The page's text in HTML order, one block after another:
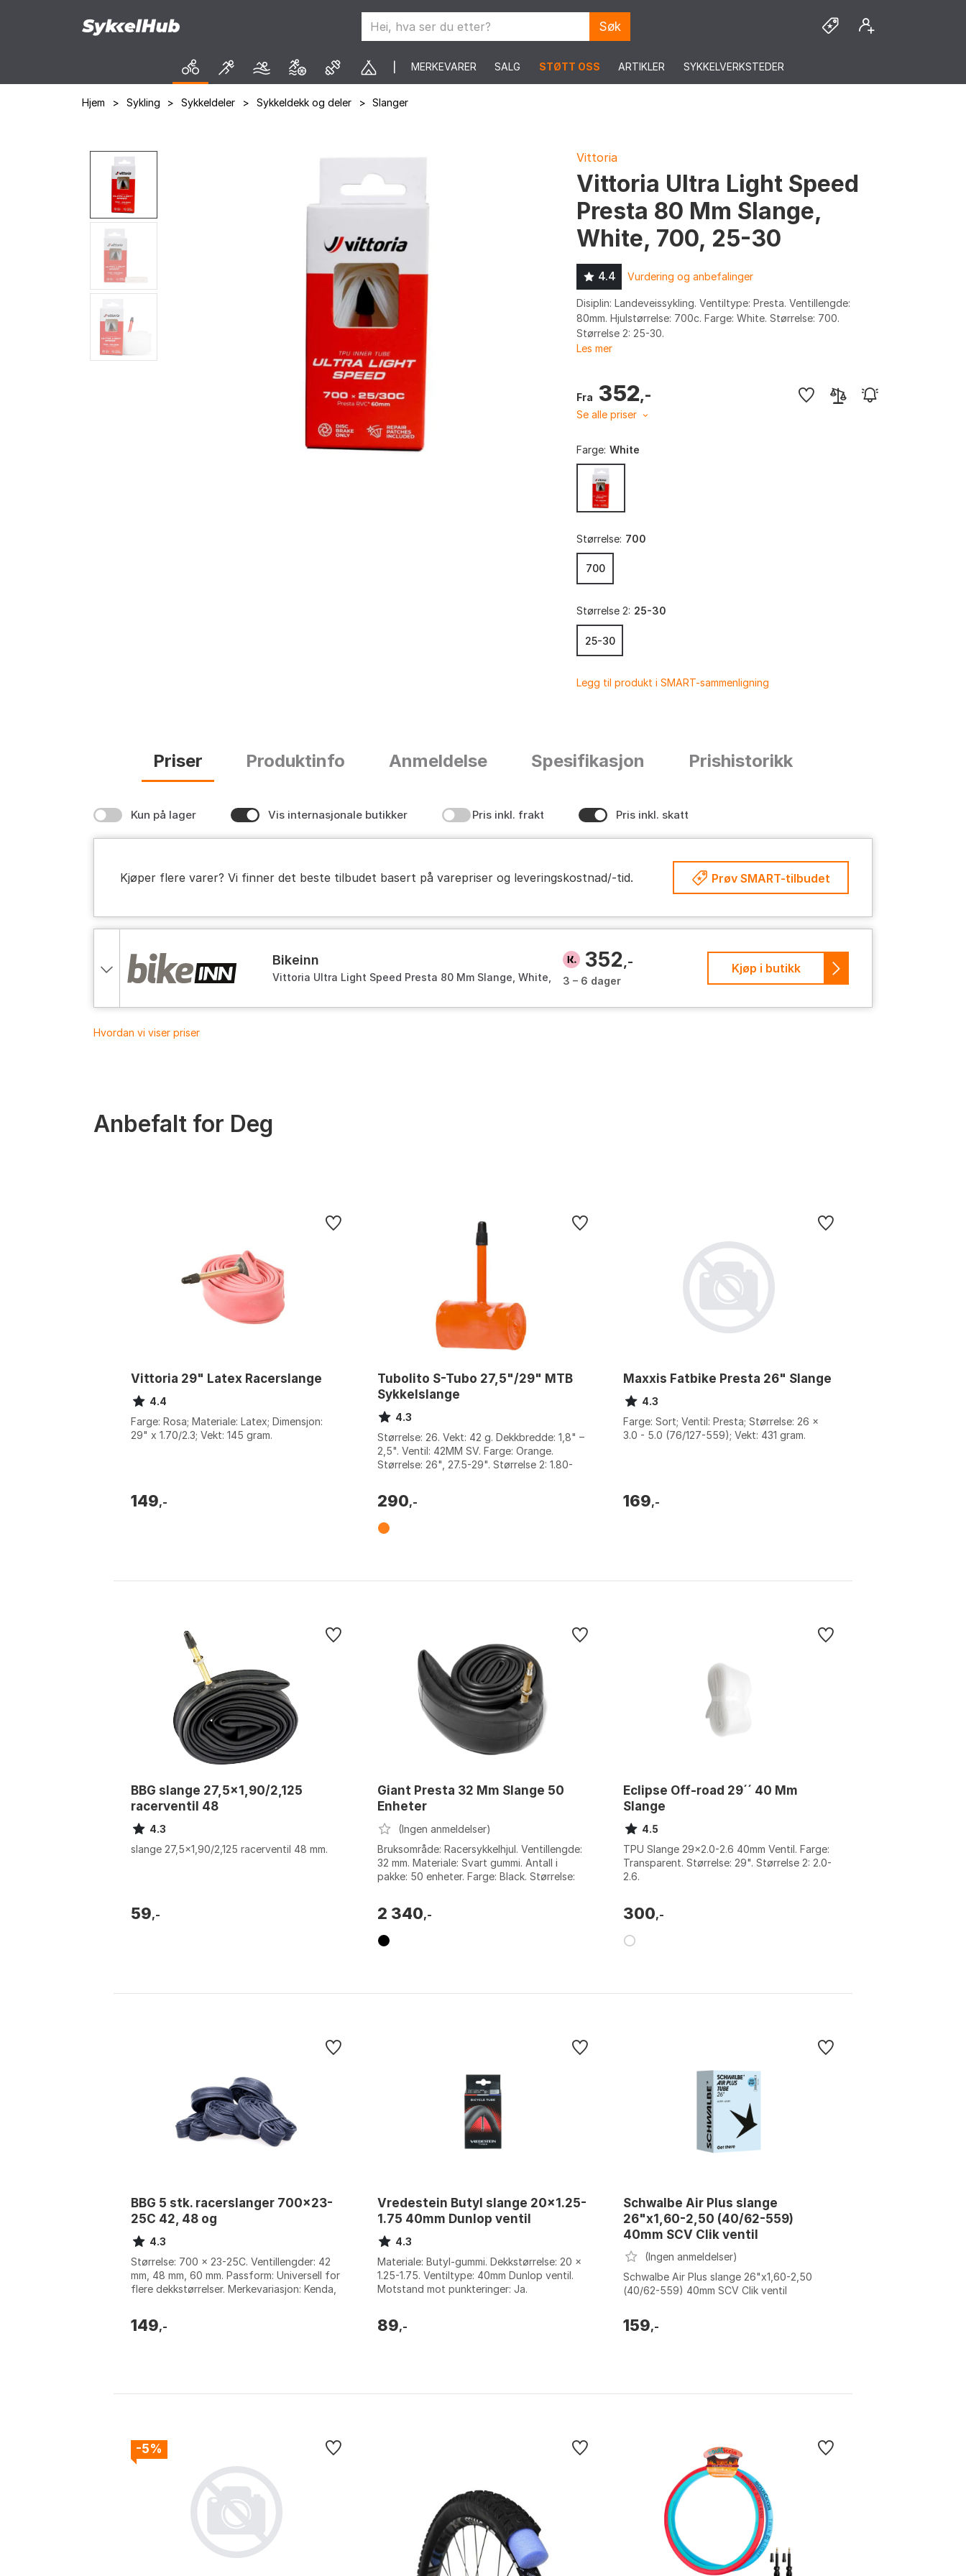
Søk
MERKEVARER SALG STØTT OSS ARTIKLER SYKKELVERKSTEDER
Hjem > Sykling > Sykkeldeler > Sykkeldekk og deler > Slanger
Vittoria
Vittoria Ultra Light Speed
Presta 80 Mm Slange,
White, 700, 25-30
4.4 Vurdering og anbefalinger
Disiplin: Landeveissykling. Ventiltype: Presta. Ventillengde:
80mm. Hjulstørrelse: 700c. Farge: White. Størrelse: 700.
Størrelse 2: 25-30.
Les mer
Fra 352,-
Se alle priser
Farge: White
Størrelse: 700
700
Størrelse 2: 25-30
25-30
Legg til produkt i SMART-sammenligning
Priser Produktinfo Anmeldelse Spesifikasjon Prishistorikk
Kun på lager Vis internasjonale butikker Pris inkl. frakt Pris inkl. skatt
Kjøper flere varer? Vi finner det beste tilbudet basert på varepriser og leveringskostnad/-tid. Prøv SMART-tilbudet
bikeinn
Vittoria Ultra Light Speed Presta 80 Mm Slange, White,
352 ,-
3 – 6 dager
Kjøp i butikk
Hvordan vi viser priser
Anbefalt for Deg
Vittoria 29" Latex Racerslange
4.4
Farge: Rosa; Materiale: Latex; Dimensjon:
29" x 1.70/2.3; Vekt: 145 gram.
149,-
Tubolito S-Tubo 27,5"/29" MTB
Sykkelslange
4.3
Størrelse: 26. Vekt: 42 g. Dekkbredde: 1,8" –
2,5". Ventil: 42MM SV. Farge: Orange.
Størrelse: 26", 27.5-29". Størrelse 2: 1.80-
290,-
Maxxis Fatbike Presta 26" Slange
4.3
Farge: Sort; Ventil: Presta; Størrelse: 26 x
3.0 - 5.0 (76/127-559); Vekt: 431 gram.
169,-
BBG slange 27,5x1,90/2,125
racerventil 48
4.3
slange 27,5x1,90/2,125 racerventil 48 mm.
59,-
Giant Presta 32 Mm Slange 50
Enheter
(Ingen anmeldelser)
Bruksområde: Racersykkelhjul. Ventillengde:
32 mm. Materiale: Svart gummi. Antall i
pakke: 50 enheter. Farge: Black. Størrelse:
2 340,-
Eclipse Off-road 29´´ 40 Mm
Slange
4.5
TPU Slange 29x2.0-2.6 40mm Ventil. Farge:
Transparent. Størrelse: 29". Størrelse 2: 2.0-
2.6.
300,-
BBG 5 stk. racerslanger 700x23-
25C 42, 48 og
4.3
Størrelse: 700 x 23-25C. Ventillengder: 42
mm, 48 mm, 60 mm. Passform: Universell for
flere dekkstørrelser. Merkevariasjon: Kenda,
149,-
Vredestein Butyl slange 20x1.25-
1.75 40mm Dunlop ventil
4.3
Materiale: Butyl-gummi. Dekkstørrelse: 20 x
1.25-1.75. Ventiltype: 40mm Dunlop ventil.
Motstand mot punkteringer: Ja.
89,-
Schwalbe Air Plus slange
26"x1,60-2,50 (40/62-559)
40mm SCV Clik ventil
(Ingen anmeldelser)
Schwalbe Air Plus slange 26"x1,60-2,50
(40/62-559) 40mm SCV Clik ventil
159,-
-5%